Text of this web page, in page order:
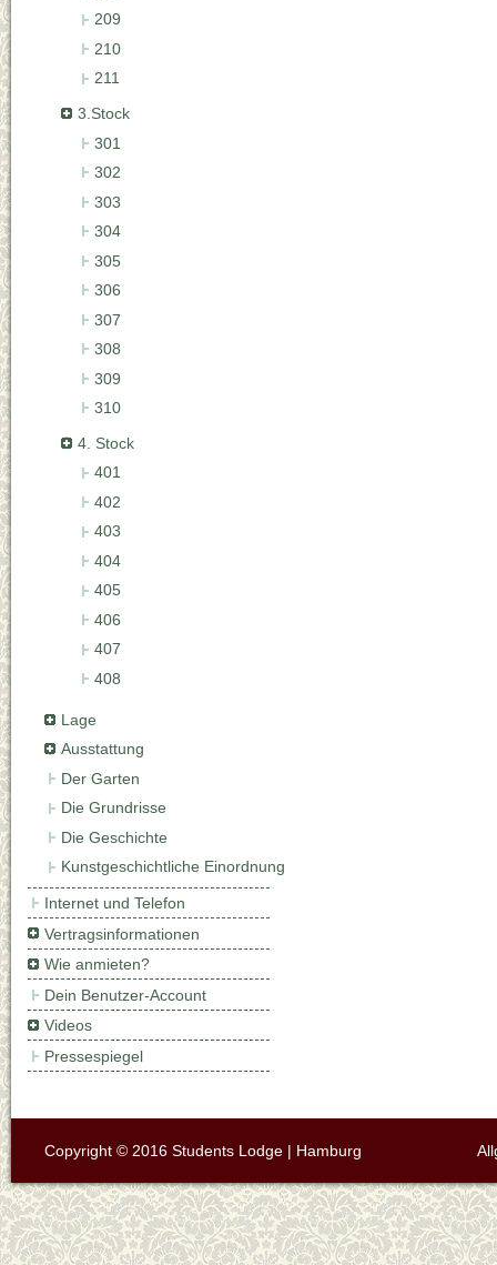
209
210
211
3.Stock
301
302
303
304
305
306
307
308
309
310
4. Stock
401
402
403
404
405
406
407
408
Lage
Ausstattung
Der Garten
Die Grundrisse
Die Geschichte
Kunstgeschichtliche Einordnung
Internet und Telefon
Vertragsinformationen
Wie anmieten?
Dein Benutzer-Account
Videos
Pressespiegel
Copyright © 2016 Students Lodge | Hamburg